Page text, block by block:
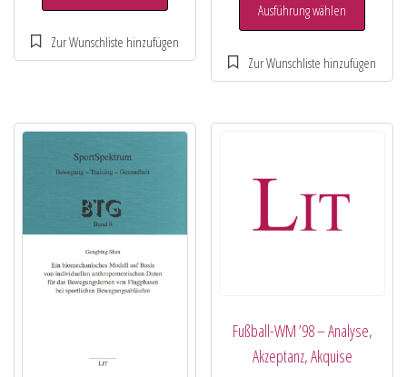
Ausführung wählen
Fußball-WM ’98 – Analyse,
Akzeptanz, Akquise